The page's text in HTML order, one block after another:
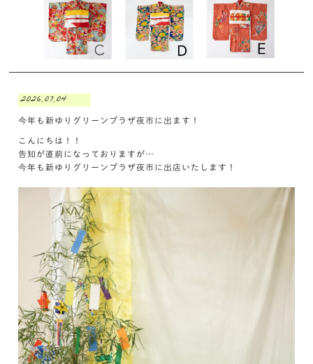
2026.07.04
今年も新ゆりグリーンプラザ夜市に出ます！
こんにちは！！
告知が直前になっておりますが…
今年も新ゆりグリーンプラザ夜市に出店いたします！